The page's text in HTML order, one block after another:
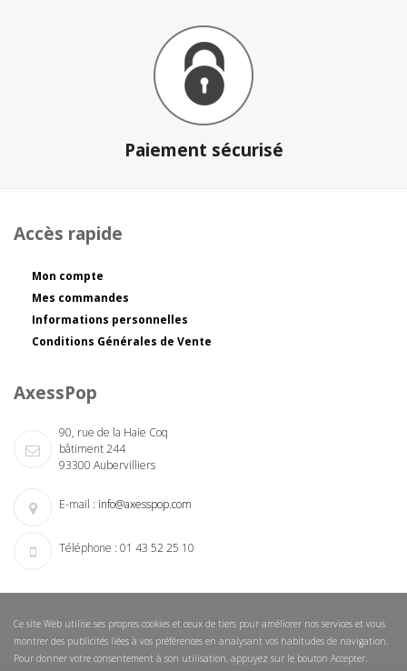
Paiement sécurisé
Accès rapide
Mon compte
Mes commandes
Informations personnelles
Conditions Générales de Vente
AxessPop
90, rue de la Haie Coq
bâtiment 244
93300 Aubervilliers
E-mail : info@axesspop.com
Téléphone : 01 43 52 25 10
Ce site Web utilise ses propres cookies et ceux de tiers pour améliorer nos services et vous
montrer des publicités liées à vos préférences en analysant vos habitudes de navigation.
Pour donner votre consentement à son utilisation, appuyez sur le bouton Accepter.